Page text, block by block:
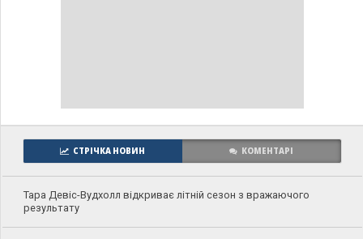
СТРІЧКА НОВИН КОМЕНТАРІ
Тара Девіс-Вудхолл відкриває літній сезон з вражаючого
результату